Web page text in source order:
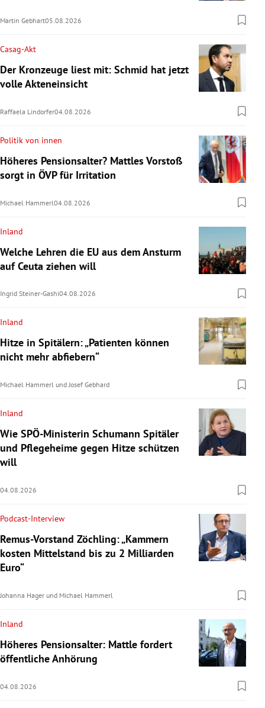
Martin Gebhart05.08.2026
Casag-Akt
Der Kronzeuge liest mit: Schmid hat jetzt
volle Akteneinsicht
Raffaela Lindorfer04.08.2026
Politik von innen
Höheres Pensionsalter? Mattles Vorstoß
sorgt in ÖVP für Irritation
Michael Hammerl04.08.2026
Inland
Welche Lehren die EU aus dem Ansturm
auf Ceuta ziehen will
Ingrid Steiner-Gashi04.08.2026
Inland
Hitze in Spitälern: „Patienten können
nicht mehr abfiebern“
Michael Hammerl undJosef Gebhard
Inland
Wie SPÖ-Ministerin Schumann Spitäler
und Pflegeheime gegen Hitze schützen
will
04.08.2026
Podcast-Interview
Remus-Vorstand Zöchling: „Kammern
kosten Mittelstand bis zu 2 Milliarden
Euro“
Johanna Hager und Michael Hammerl
Inland
Höheres Pensionsalter: Mattle fordert
öffentliche Anhörung
04.08.2026